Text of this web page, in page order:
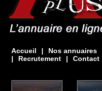
Accueil | Nos annuaires
|
Recrutement | Contact